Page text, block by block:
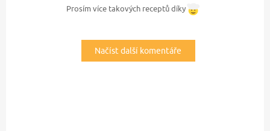
Prosím více takových receptů díky
Načíst další komentáře